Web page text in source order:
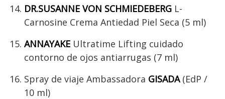
DR.SUSANNE VON SCHMIEDEBERG L-
Carnosine Crema Antiedad Piel Seca (5 ml)
ANNAYAKE Ultratime Lifting cuidado
contorno de ojos antiarrugas (7 ml)
Spray de viaje Ambassadora GISADA(EdP /
10 ml)